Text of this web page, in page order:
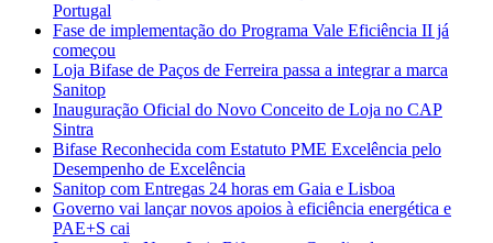
Portugal
Fase de implementação do Programa Vale Eficiência II já
começou
Loja Bifase de Paços de Ferreira passa a integrar a marca
Sanitop
Inauguração Oficial do Novo Conceito de Loja no CAP
Sintra
Bifase Reconhecida com Estatuto PME Excelência pelo
Desempenho de Excelência
Sanitop com Entregas 24 horas em Gaia e Lisboa
Governo vai lançar novos apoios à eficiência energética e
PAE+S cai